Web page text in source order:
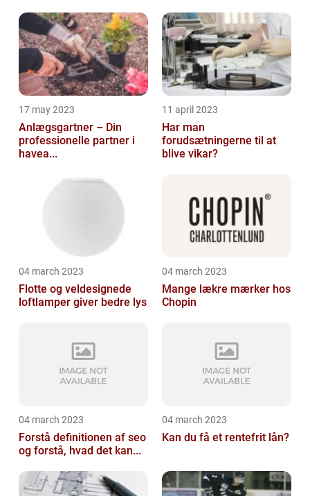
17 may 2023
Anlægsgartner – Din
professionelle partner i
havea...
11 april 2023
Har man
forudsætningerne til at
blive vikar?
04 march 2023
Flotte og veldesignede
loftlamper giver bedre lys
04 march 2023
Mange lækre mærker hos
Chopin
04 march 2023
Forstå definitionen af seo
og forstå, hvad det kan...
04 march 2023
Kan du få et rentefrit lån?